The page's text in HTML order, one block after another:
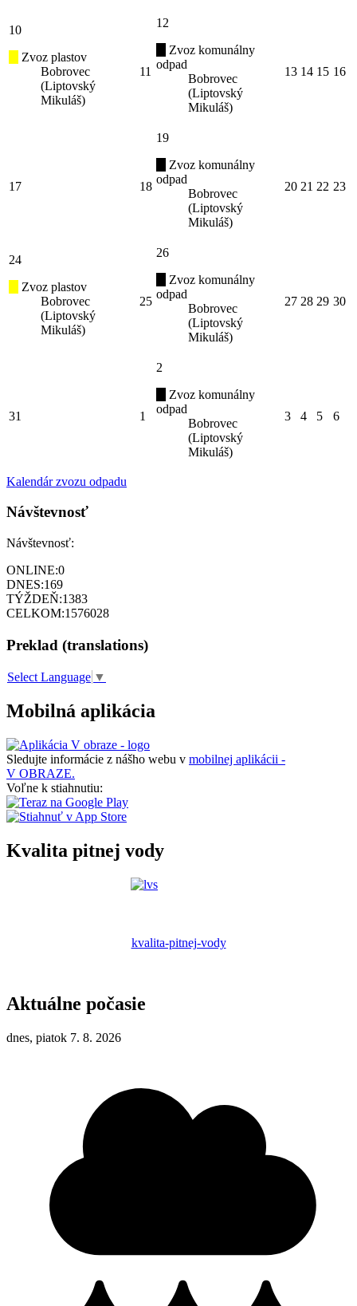
10
Zvoz plastov
Bobrovec
(Liptovský
Mikuláš)
11
12
Zvoz komunálny
odpad
Bobrovec
(Liptovský
Mikuláš)
13 14 15 16
17 18
19
Zvoz komunálny
odpad
Bobrovec
(Liptovský
Mikuláš)
20 21 22 23
24
Zvoz plastov
Bobrovec
(Liptovský
Mikuláš)
25
26
Zvoz komunálny
odpad
Bobrovec
(Liptovský
Mikuláš)
27 28 29 30
31 1
2
Zvoz komunálny
odpad
Bobrovec
(Liptovský
Mikuláš)
3 4 5 6
Kalendár zvozu odpadu
Návštevnosť
Návštevnosť:
ONLINE:0
DNES:169
TÝŽDEŇ:1383
CELKOM:1576028
Preklad (translations)
Select Language ▼
Mobilná aplikácia
Sledujte informácie z nášho webu v mobilnej aplikácii -
V OBRAZE.
Voľne k stiahnutiu:
Kvalita pitnej vody
kvalita-pitnej-vody
Aktuálne počasie
dnes, piatok 7. 8. 2026